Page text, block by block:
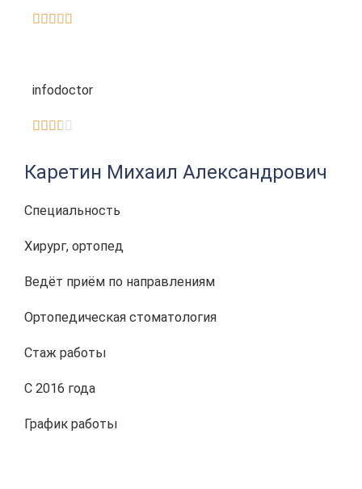

infodoctor
 
Каретин Михаил Александрович
Cпециальность
Хирург, ортопед
Ведёт приём по направлениям
Ортопедическая стоматология
Стаж работы
С 2016 года
График работы